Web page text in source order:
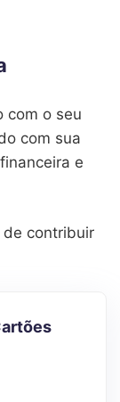
com o seu
com sua
e
de contribuir